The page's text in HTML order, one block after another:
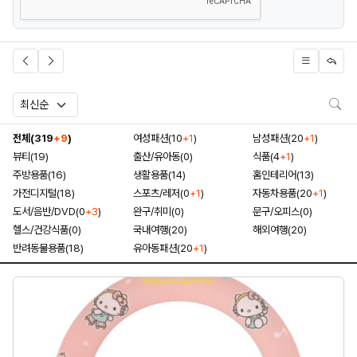
전체(319+9) 여성패션(10+1) 남성패션(20+1)
뷰티(19)
출산/유아동(0) 식품(4+1)
주방용품(16)
생활용품(14)
홈인테리어(13)
가전디지털(18)
스포츠/레저(0+1) 자동차용품(20+1)
도서/음반/DVD(0+3) 완구/취미(0)
문구/오피스(0)
헬스/건강식품(0)
국내여행(20)
해외여행(20)
반려동물용품(18)
유아동패션(20+1)